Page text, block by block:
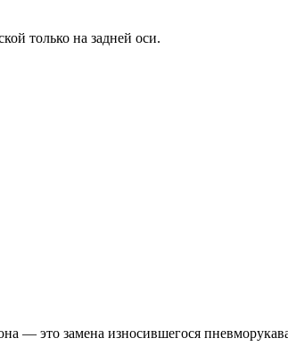
только на задней оси.
— это замена износившегося